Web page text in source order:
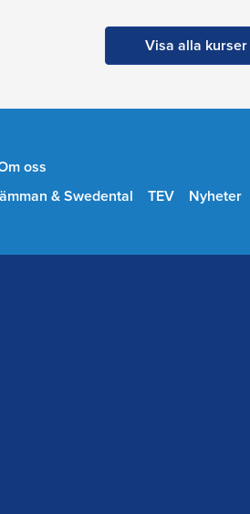
Visa alla kurser
oss
& Swedental TEV Nyheter